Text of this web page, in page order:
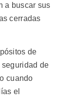
a buscar sus
cerradas
de
de
cuando
el